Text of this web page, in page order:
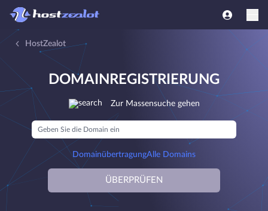
HostZealot
DOMAINREGISTRIERUNG
Zur Massensuche gehen
DomainübertragungAlle Domains
ÜBERPRÜFEN